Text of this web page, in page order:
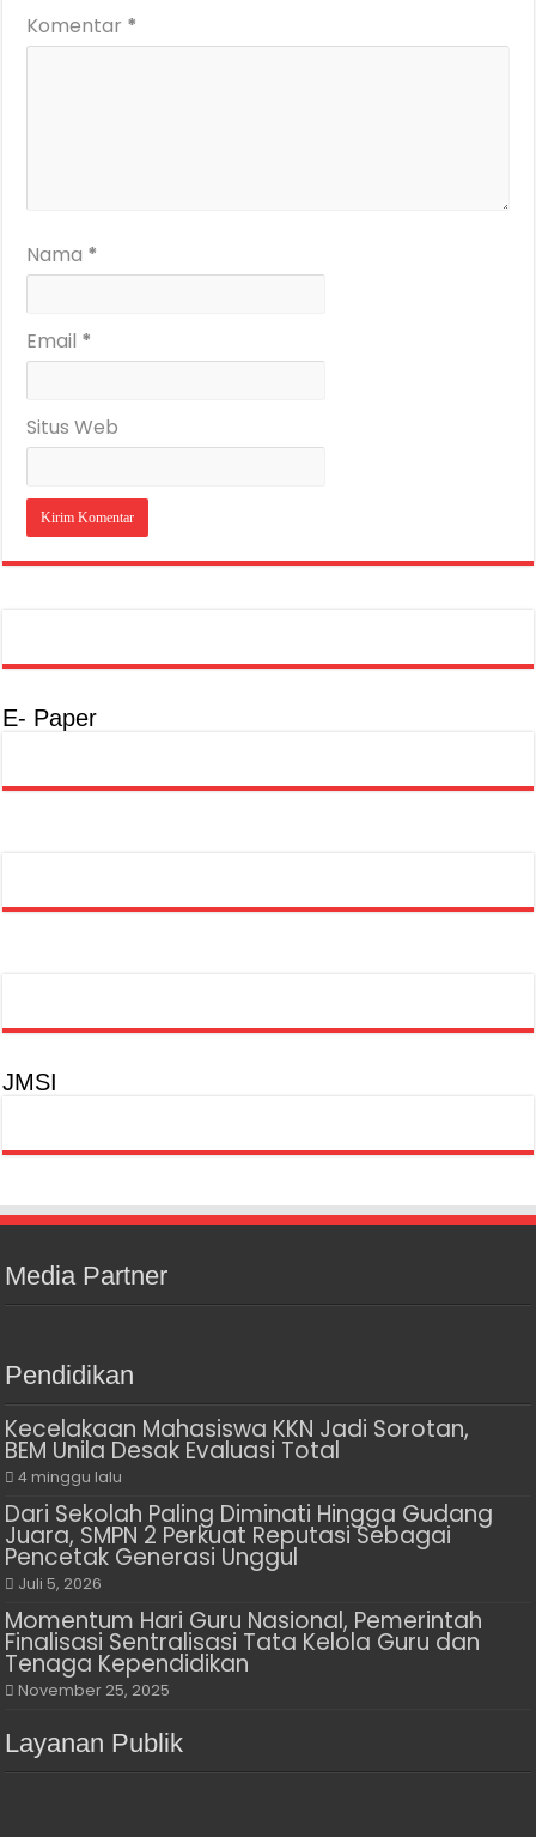
Komentar *
Nama *
Email *
Situs Web
E- Paper
JMSI
Media Partner
Pendidikan
Kecelakaan Mahasiswa KKN Jadi Sorotan,
BEM Unila Desak Evaluasi Total
4 minggu lalu
Dari Sekolah Paling Diminati Hingga Gudang
Juara, SMPN 2 Perkuat Reputasi Sebagai
Pencetak Generasi Unggul
Juli 5, 2026
Momentum Hari Guru Nasional, Pemerintah
Finalisasi Sentralisasi Tata Kelola Guru dan
Tenaga Kependidikan
November 25, 2025
Layanan Publik